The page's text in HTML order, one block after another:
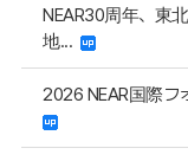
NEAR30周年、東
地...
2026 NEAR国際フ